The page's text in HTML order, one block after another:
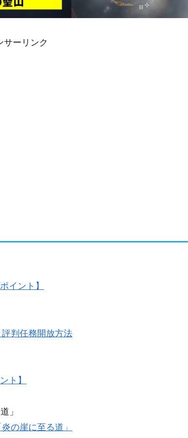
サーリンク
イント】
判任務開放方法
ト】
」
の崖に至る道」